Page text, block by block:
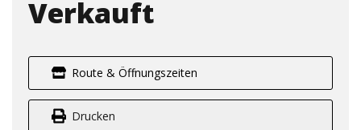
Verkauft
Route & Öffnungszeiten
Drucken